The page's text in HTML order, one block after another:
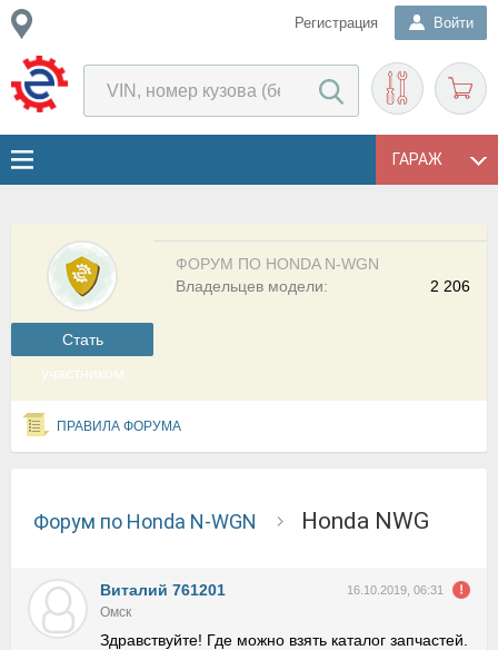
Регистрация Войти
ГАРАЖ
Cтать
участником
ФОРУМ ПО HONDA N-WGN
2 206
Владельцев модели:
ПРАВИЛА ФОРУМА
Форум по Honda N-WGN Honda NWG
Виталий 761201 16.10.2019, 06:31
Омск
Здравствуйте! Где можно взять каталог запчастей.